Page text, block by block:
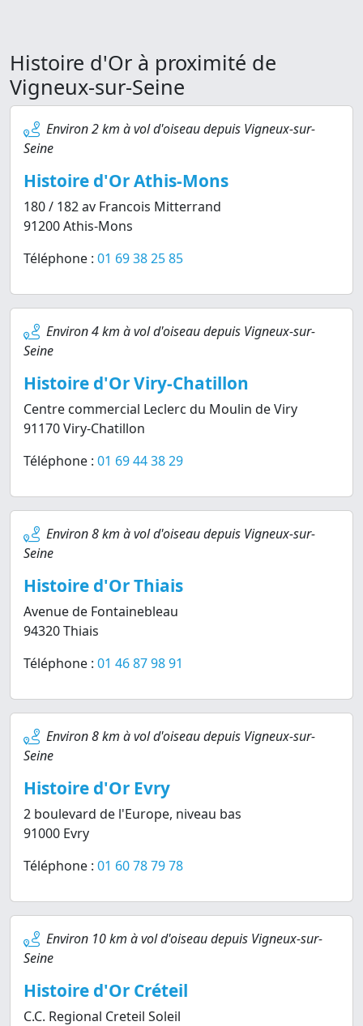
Histoire d'Or à proximité de
Vigneux-sur-Seine
Environ 2 km à vol d'oiseau depuis Vigneux-sur-
Seine
Histoire d'Or Athis-Mons
180 / 182 av Francois Mitterrand
91200 Athis-Mons
Téléphone : 01 69 38 25 85
Environ 4 km à vol d'oiseau depuis Vigneux-sur-
Seine
Histoire d'Or Viry-Chatillon
Centre commercial Leclerc du Moulin de Viry
91170 Viry-Chatillon
Téléphone : 01 69 44 38 29
Environ 8 km à vol d'oiseau depuis Vigneux-sur-
Seine
Histoire d'Or Thiais
Avenue de Fontainebleau
94320 Thiais
Téléphone : 01 46 87 98 91
Environ 8 km à vol d'oiseau depuis Vigneux-sur-
Seine
Histoire d'Or Evry
2 boulevard de l'Europe, niveau bas
91000 Evry
Téléphone : 01 60 78 79 78
Environ 10 km à vol d'oiseau depuis Vigneux-sur-
Seine
Histoire d'Or Créteil
C.C. Regional Creteil Soleil